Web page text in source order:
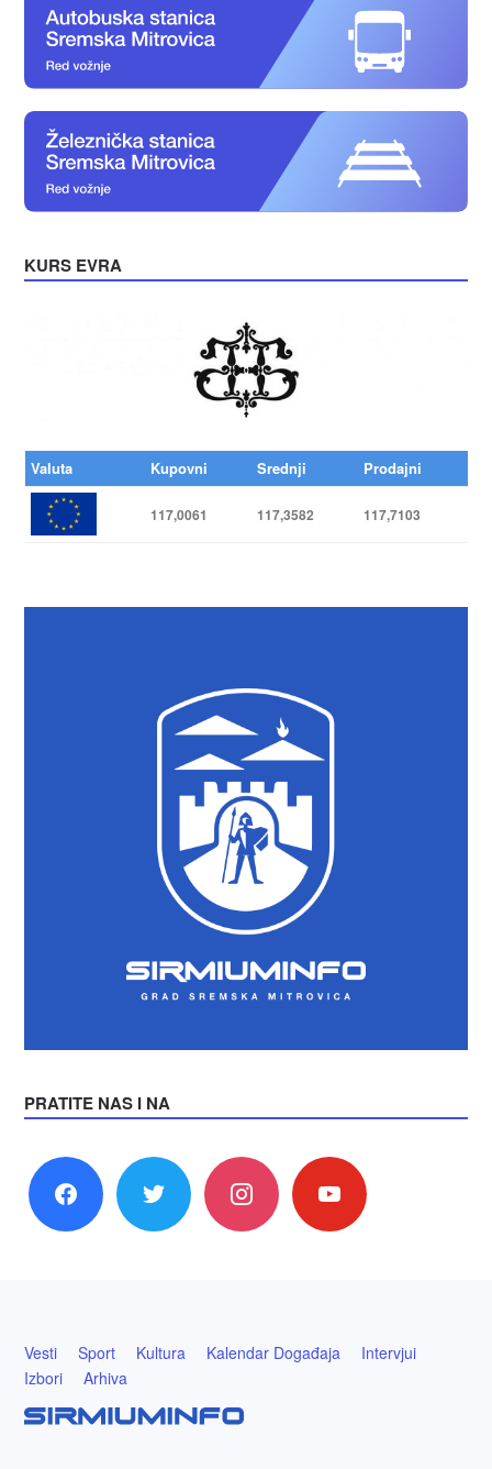
KURS EVRA
Valuta Kupovni Srednji Prodajni
117,0061 117,3582 117,7103
PRATITE NAS I NA
facebook twitter instagram youtube
Vesti Sport Kultura Kalendar Događaja
Intervjui
Izbori
Arhiva